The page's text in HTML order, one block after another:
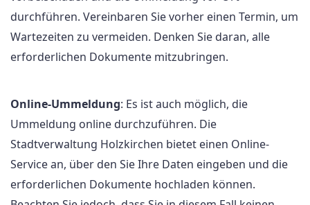
durchführen. Vereinbaren Sie vorher einen Termin, um
Wartezeiten zu vermeiden. Denken Sie daran, alle
erforderlichen Dokumente mitzubringen.
Online-Ummeldung: Es ist auch möglich, die
Ummeldung online durchzuführen. Die
Stadtverwaltung Holzkirchen bietet einen Online-
Service an, über den Sie Ihre Daten eingeben und die
erforderlichen Dokumente hochladen können.